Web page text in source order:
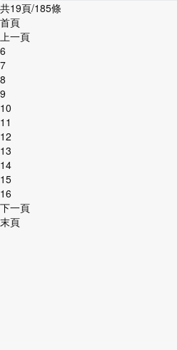
共19頁/185條
首頁
上一頁
6
7
8
9
10
11
12
13
14
15
16
下一頁
末頁